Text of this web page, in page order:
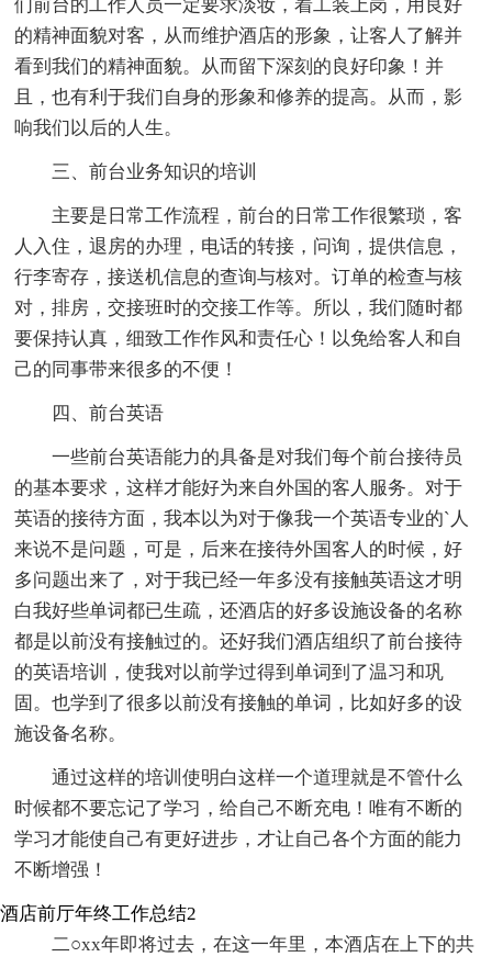
们前台的工作人员一定要求淡妆，着工装上岗，用良好
的精神面貌对客，从而维护酒店的形象，让客人了解并
看到我们的精神面貌。从而留下深刻的良好印象！并
且，也有利于我们自身的形象和修养的提高。从而，影
响我们以后的人生。
三、前台业务知识的培训
主要是日常工作流程，前台的日常工作很繁琐，客
人入住，退房的办理，电话的转接，问询，提供信息，
行李寄存，接送机信息的查询与核对。订单的检查与核
对，排房，交接班时的交接工作等。所以，我们随时都
要保持认真，细致工作作风和责任心！以免给客人和自
己的同事带来很多的不便！
四、前台英语
一些前台英语能力的具备是对我们每个前台接待员
的基本要求，这样才能好为来自外国的客人服务。对于
英语的接待方面，我本以为对于像我一个英语专业的`人
来说不是问题，可是，后来在接待外国客人的时候，好
多问题出来了，对于我已经一年多没有接触英语这才明
白我好些单词都已生疏，还酒店的好多设施设备的名称
都是以前没有接触过的。还好我们酒店组织了前台接待
的英语培训，使我对以前学过得到单词到了温习和巩
固。也学到了很多以前没有接触的单词，比如好多的设
施设备名称。
通过这样的培训使明白这样一个道理就是不管什么
时候都不要忘记了学习，给自己不断充电！唯有不断的
学习才能使自己有更好进步，才让自己各个方面的能力
不断增强！
酒店前厅年终工作总结2
二○xx年即将过去，在这一年里，本酒店在上下的共